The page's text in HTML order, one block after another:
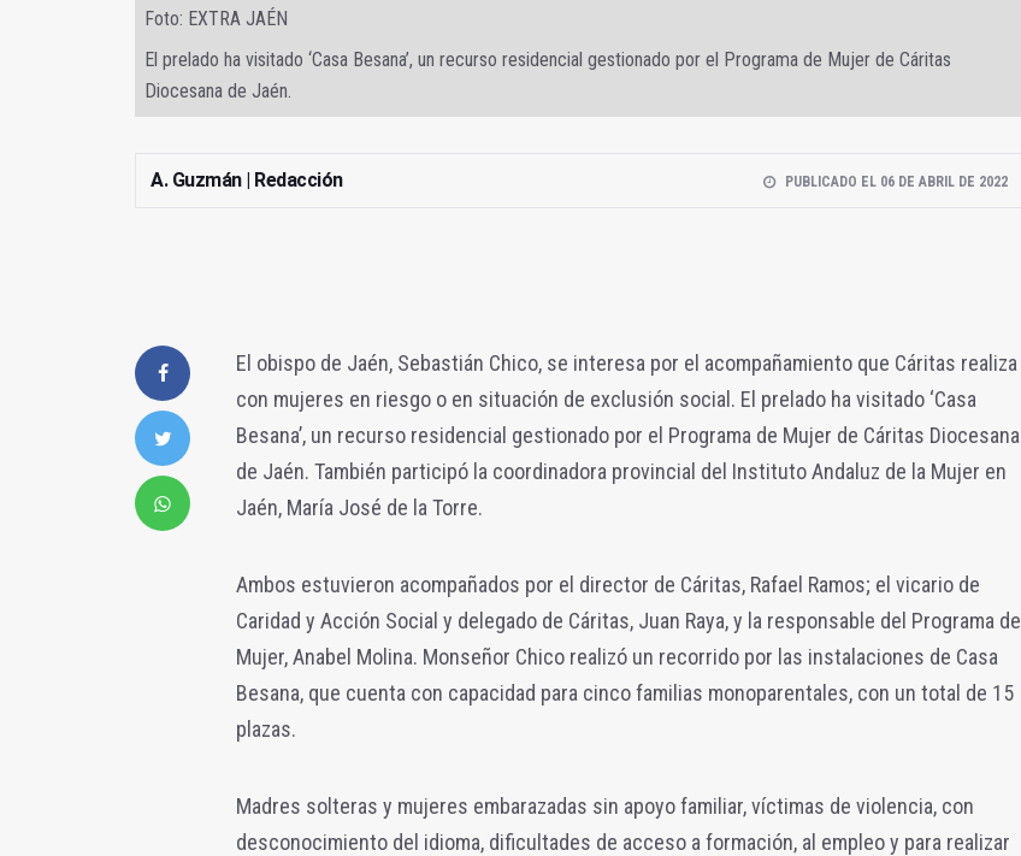
Foto: EXTRA JAÉN
El prelado ha visitado ‘Casa Besana’, un recurso residencial gestionado por el Programa de Mujer de Cáritas
Diocesana de Jaén.
A. Guzmán | Redacción PUBLICADO EL 06 DE ABRIL DE 2022
El obispo de Jaén, Sebastián Chico, se interesa por el acompañamiento que Cáritas realiza
con mujeres en riesgo o en situación de exclusión social. El prelado ha visitado ‘Casa
Besana’, un recurso residencial gestionado por el Programa de Mujer de Cáritas Diocesana
de Jaén. También participó la coordinadora provincial del Instituto Andaluz de la Mujer en
Jaén, María José de la Torre.
Ambos estuvieron acompañados por el director de Cáritas, Rafael Ramos; el vicario de
Caridad y Acción Social y delegado de Cáritas, Juan Raya, y la responsable del Programa de
Mujer, Anabel Molina. Monseñor Chico realizó un recorrido por las instalaciones de Casa
Besana, que cuenta con capacidad para cinco familias monoparentales, con un total de 15
plazas.
Madres solteras y mujeres embarazadas sin apoyo familiar, víctimas de violencia, con
desconocimiento del idioma, dificultades de acceso a formación, al empleo y para realizar